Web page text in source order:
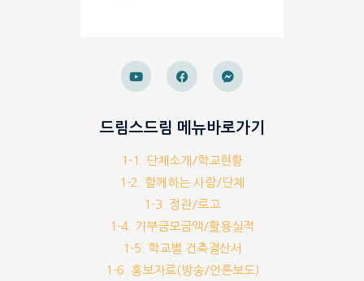
드림스드림 메뉴바로가기
1-1. 단체소개/학교현황
1-2. 함께하는 사람/단체
1-3. 정관/로고
1-4. 기부금모금액/활용실적
1-5. 학교별 건축결산서
1-6. 홍보자료(방송/언론보도)